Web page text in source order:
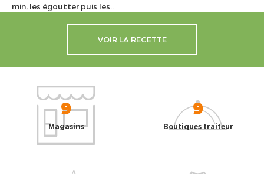
min, les égoutter puis les..
VOIR LA RECETTE
9
Magasins
9
Boutiques traiteur